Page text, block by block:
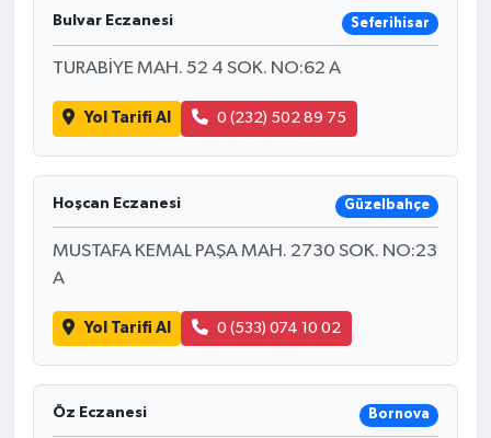
Bulvar Eczanesi Seferihisar
TURABİYE MAH. 52 4 SOK. NO:62 A
Yol Tarifi Al 0 (232) 502 89 75
Hoşcan Eczanesi Güzelbahçe
MUSTAFA KEMAL PAŞA MAH. 2730 SOK. NO:23
A
Yol Tarifi Al 0 (533) 074 10 02
Öz Eczanesi Bornova